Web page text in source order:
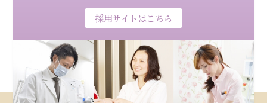
採用サイトはこちら